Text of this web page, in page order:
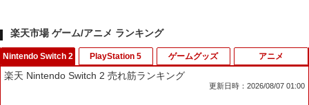
楽天市場 ゲーム/アニメ ランキング
Nintendo Switch 2
楽天 Nintendo Switch 2 売れ筋ランキング
更新日時：2026/08/07 01:00
PlayStation 5 ゲームグッズ アニメ